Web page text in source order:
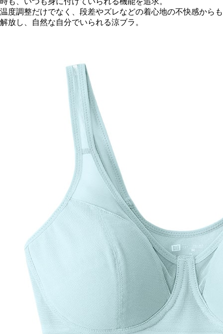
温度調整だけでなく、段差やズレなどの着心地の不快感からも
解放し、自然な自分でいられる涼ブラ。